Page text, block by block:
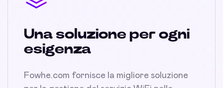
Una soluzione per ogni
esigenza
Fowhe.com fornisce la migliore soluzione